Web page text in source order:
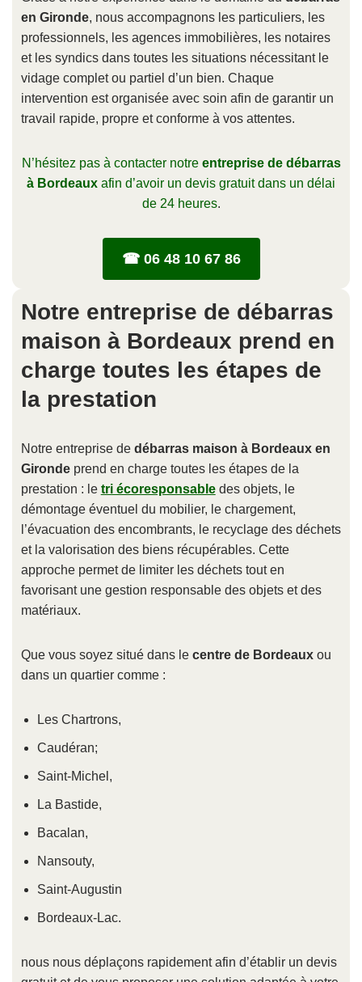
en Gironde, nous accompagnons les particuliers, les
professionnels, les agences immobilières, les notaires
et les syndics dans toutes les situations nécessitant le
vidage complet ou partiel d’un bien. Chaque
intervention est organisée avec soin afin de garantir un
travail rapide, propre et conforme à vos attentes.
N’hésitez pas à contacter notre entreprise de débarras
à Bordeaux afin d’avoir un devis gratuit dans un délai
de 24 heures.
☎ 06 48 10 67 86
Notre entreprise de débarras
maison à Bordeaux prend en
charge toutes les étapes de
la prestation
Notre entreprise de débarras maison à Bordeaux en
Girondeprend en charge toutes les étapes de la
prestation : le tri écoresponsabledes objets, le
démontage éventuel du mobilier, le chargement,
l’évacuation des encombrants, le recyclage des déchets
et la valorisation des biens récupérables. Cette
approche permet de limiter les déchets tout en
favorisant une gestion responsable des objets et des
matériaux.
Que vous soyez situé dans le centre de Bordeauxou
dans un quartier comme :
Les Chartrons,
Caudéran;
Saint-Michel,
La Bastide,
Bacalan,
Nansouty,
Saint-Augustin
Bordeaux-Lac.
nous nous déplaçons rapidement afin d’établir un devis